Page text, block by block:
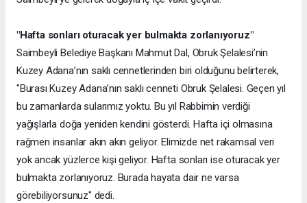
"Hafta sonları oturacak yer bulmakta zorlanıyoruz"
Saimbeyli Belediye Başkanı Mahmut Dal, Obruk Şelalesi’nin
Kuzey Adana’nın saklı cennetlerinden biri olduğunu belirterek,
"Burası Kuzey Adana’nın saklı cenneti Obruk Şelalesi. Geçen yıl
bu zamanlarda sularımız yoktu. Bu yıl Rabbimin verdiği
yağışlarla doğa yeniden kendini gösterdi. Hafta içi olmasına
rağmen insanlar akın akın geliyor. Elimizde net rakamsal veri
yok ancak yüzlerce kişi geliyor. Hafta sonları ise oturacak yer
bulmakta zorlanıyoruz. Burada hayata dair ne varsa
görebiliyorsunuz" dedi.